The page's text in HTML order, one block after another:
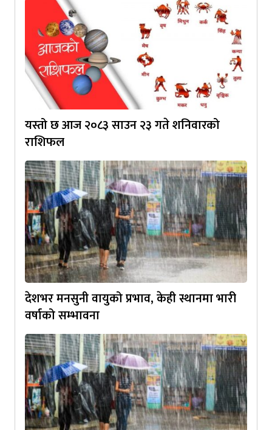
यस्तो छ आज २०८३ साउन २३ गते शनिवारको
राशिफल
देशभर मनसुनी वायुको प्रभाव, केही स्थानमा भारी
वर्षाको सम्भावना